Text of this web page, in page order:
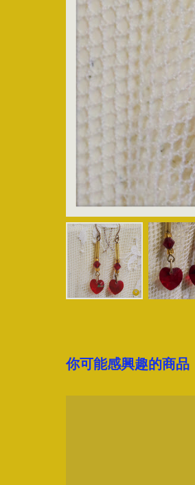
你可能感興趣的商品